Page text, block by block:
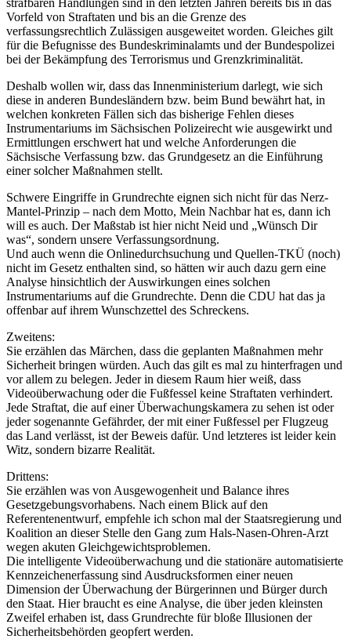
Vorfeld von Straftaten und bis an die Grenze des
verfassungsrechtlich Zulässigen ausgeweitet worden. Gleiches gilt
für die Befugnisse des Bundeskriminalamts und der Bundespolizei
bei der Bekämpfung des Terrorismus und Grenzkriminalität.
Deshalb wollen wir, dass das Innenministerium darlegt, wie sich
diese in anderen Bundesländern bzw. beim Bund bewährt hat, in
welchen konkreten Fällen sich das bisherige Fehlen dieses
Instrumentariums im Sächsischen Polizeirecht wie ausgewirkt und
Ermittlungen erschwert hat und welche Anforderungen die
Sächsische Verfassung bzw. das Grundgesetz an die Einführung
einer solcher Maßnahmen stellt.
Schwere Eingriffe in Grundrechte eignen sich nicht für das Nerz-
Mantel-Prinzip – nach dem Motto, Mein Nachbar hat es, dann ich
will es auch. Der Maßstab ist hier nicht Neid und „Wünsch Dir
was“, sondern unsere Verfassungsordnung.
Und auch wenn die Onlinedurchsuchung und Quellen-TKÜ (noch)
nicht im Gesetz enthalten sind, so hätten wir auch dazu gern eine
Analyse hinsichtlich der Auswirkungen eines solchen
Instrumentariums auf die Grundrechte. Denn die CDU hat das ja
offenbar auf ihrem Wunschzettel des Schreckens.
Zweitens:
Sie erzählen das Märchen, dass die geplanten Maßnahmen mehr
Sicherheit bringen würden. Auch das gilt es mal zu hinterfragen und
vor allem zu belegen. Jeder in diesem Raum hier weiß, dass
Videoüberwachung oder die Fußfessel keine Straftaten verhindert.
Jede Straftat, die auf einer Überwachungskamera zu sehen ist oder
jeder sogenannte Gefährder, der mit einer Fußfessel per Flugzeug
das Land verlässt, ist der Beweis dafür. Und letzteres ist leider kein
Witz, sondern bizarre Realität.
Drittens:
Sie erzählen was von Ausgewogenheit und Balance ihres
Gesetzgebungsvorhabens. Nach einem Blick auf den
Referentenentwurf, empfehle ich schon mal der Staatsregierung und
Koalition an dieser Stelle den Gang zum Hals-Nasen-Ohren-Arzt
wegen akuten Gleichgewichtsproblemen.
Die intelligente Videoüberwachung und die stationäre automatisierte
Kennzeichenerfassung sind Ausdrucksformen einer neuen
Dimension der Überwachung der Bürgerinnen und Bürger durch
den Staat. Hier braucht es eine Analyse, die über jeden kleinsten
Zweifel erhaben ist, dass Grundrechte für bloße Illusionen der
Sicherheitsbehörden geopfert werden.